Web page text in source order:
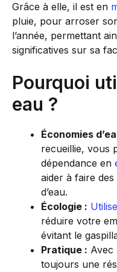
Grâce à elle, il est en
pluie, pour arroser
l’année, permettant
significatives sur sa
Pourquoi
eau ?
Économies
recueillie, vous
dépendance en
aider à faire
d’eau.
Écologie :
réduire votre
évitant le
Pratique : Avec
toujours une